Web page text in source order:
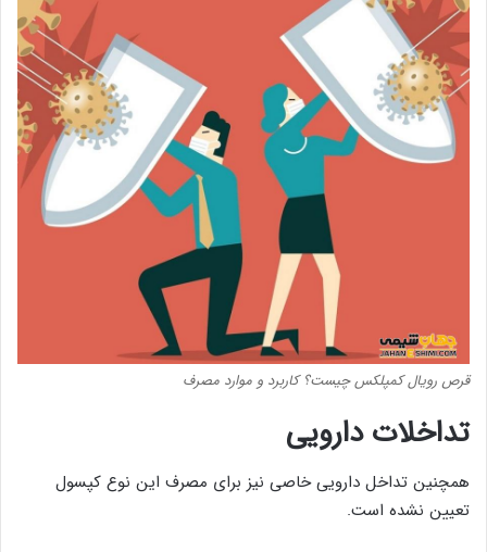
قرص رویال کمپلکس چیست؟ کاربرد و موارد مصرف
تداخلات دارویی
همچنین تداخل دارویی خاصی نیز برای مصرف این نوع کپسول
تعیین نشده است.